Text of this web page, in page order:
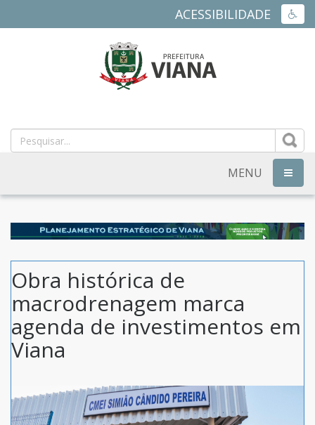
ACESSIBILIDADE
MUNICIPAL
DE
VIANA
ES
MENU
Obra histórica de
macrodrenagem marca
agenda de investimentos em
Viana